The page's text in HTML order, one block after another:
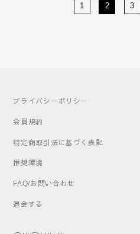
1 2 3
プライバシーポリシー
会員規約
特定商取引法に基づく表記
推奨環境
FAQ/お問い合わせ
退会する